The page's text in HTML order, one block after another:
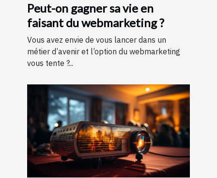
Peut-on gagner sa vie en
faisant du webmarketing ?
Vous avez envie de vous lancer dans un
métier d’avenir et l’option du webmarketing
vous tente ?...